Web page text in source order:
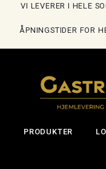
VI LEVERER I HELE
ÅPNINGSTIDER FOR
PRODUKTER